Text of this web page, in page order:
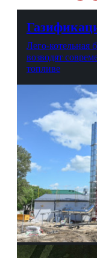
Лего-котельная
возводят
топливе